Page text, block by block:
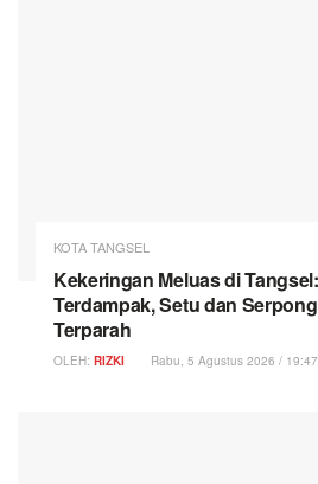
KOTA TANGSEL
Kekeringan Meluas di
Terdampak, Setu dan
Terparah
OLEH: RIZKI Rabu, 5 Agustus 2026 /